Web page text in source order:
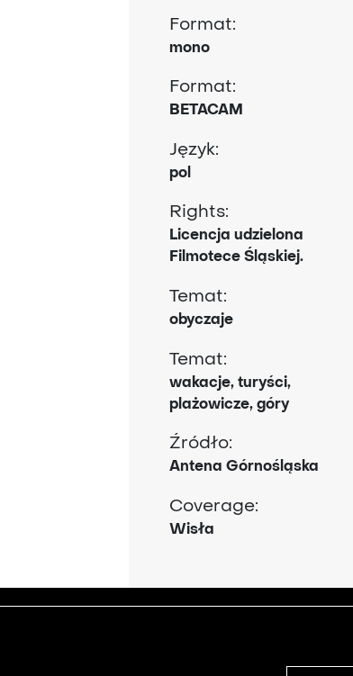
Format:
mono
Format:
BETACAM
Język:
pol
Rights:
Licencja udzielona
Filmotece Śląskiej.
Temat:
obyczaje
Temat:
wakacje, turyści,
plażowicze, góry
Źródło:
Antena Górnośląska
Coverage:
Wisła